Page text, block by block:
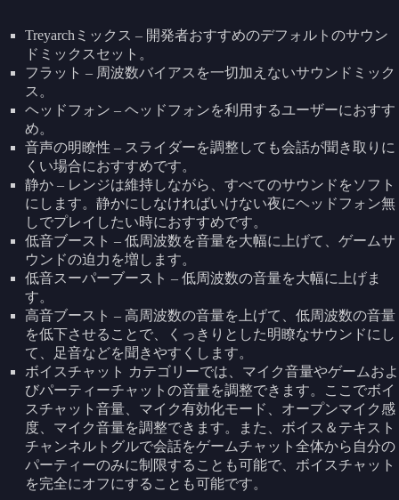
Treyarchミックス – 開発者おすすめのデフォルトのサウン
ドミックスセット。
フラット – 周波数バイアスを一切加えないサウンドミック
ス。
ヘッドフォン – ヘッドフォンを利用するユーザーにおすす
め。
音声の明瞭性 – スライダーを調整しても会話が聞き取りに
くい場合におすすめです。
静か – レンジは維持しながら、すべてのサウンドをソフト
にします。静かにしなければいけない夜にヘッドフォン無
しでプレイしたい時におすすめです。
低音ブースト – 低周波数を音量を大幅に上げて、ゲームサ
ウンドの迫力を増します。
低音スーパーブースト – 低周波数の音量を大幅に上げま
す。
高音ブースト – 高周波数の音量を上げて、低周波数の音量
を低下させることで、くっきりとした明瞭なサウンドにし
て、足音などを聞きやすくします。
ボイスチャット カテゴリーでは、マイク音量やゲームおよ
びパーティーチャットの音量を調整できます。ここでボイ
スチャット音量、マイク有効化モード、オープンマイク感
度、マイク音量を調整できます。また、ボイス＆テキスト
チャンネルトグルで会話をゲームチャット全体から自分の
パーティーのみに制限することも可能で、ボイスチャット
を完全にオフにすることも可能です。